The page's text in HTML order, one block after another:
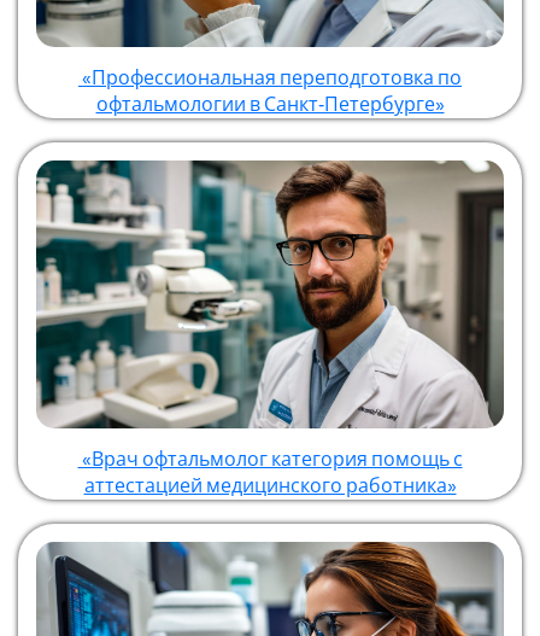
«Профессиональная переподготовка по
офтальмологии в Санкт‑Петербурге»
«Врач офтальмолог категория помощь с
аттестацией медицинского работника»